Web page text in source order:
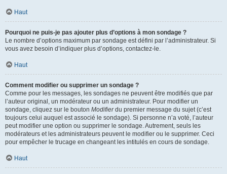
Haut
Pourquoi ne puis-je pas ajouter plus d’options à mon sondage ?
Le nombre d’options maximum par sondage est défini par l’administrateur. Si
vous avez besoin d’indiquer plus d’options, contactez-le.
Haut
Comment modifier ou supprimer un sondage ?
Comme pour les messages, les sondages ne peuvent être modifiés que par
l’auteur original, un modérateur ou un administrateur. Pour modifier un
sondage, cliquez sur le bouton Modifierdu premier message du sujet (c’est
toujours celui auquel est associé le sondage). Si personne n’a voté, l’auteur
peut modifier une option ou supprimer le sondage. Autrement, seuls les
modérateurs et les administrateurs peuvent le modifier ou le supprimer. Ceci
pour empêcher le trucage en changeant les intitulés en cours de sondage.
Haut